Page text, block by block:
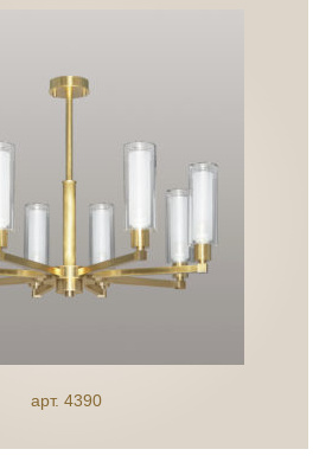
арт. 4390